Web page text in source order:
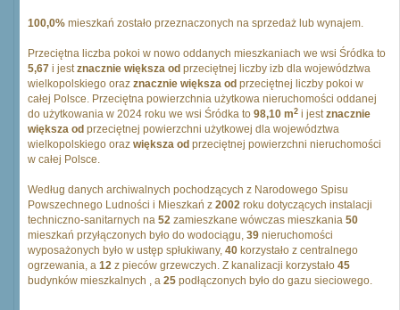
100,0% mieszkań zostało przeznaczonych na sprzedaż lub wynajem.
Przeciętna liczba pokoi w nowo oddanych mieszkaniach we wsi Śródka to
5,67 i jestznacznie większa od przeciętnej liczby izb dla województwa
wielkopolskiego oraz znacznie większa od przeciętnej liczby pokoi w
całej Polsce. Przeciętna powierzchnia użytkowa nieruchomości oddanej
do użytkowania w 2024 roku we wsi Śródka to 98,10 m2 i jestznacznie
większa od przeciętnej powierzchni użytkowej dla województwa
wielkopolskiego oraz większa od przeciętnej powierzchni nieruchomości
w całej Polsce.
Według danych archiwalnych pochodzących z Narodowego Spisu
Powszechnego Ludności i Mieszkań z 2002 roku dotyczących instalacji
techniczno-sanitarnych na 52 zamieszkane wówczas mieszkania 50
mieszkań przyłączonych było do wodociągu, 39 nieruchomości
wyposażonych było w ustęp spłukiwany, 40 korzystało z centralnego
ogrzewania, a 12 z pieców grzewczych. Z kanalizacji korzystało 45
budynków mieszkalnych , a 25 podłączonych było do gazu sieciowego.